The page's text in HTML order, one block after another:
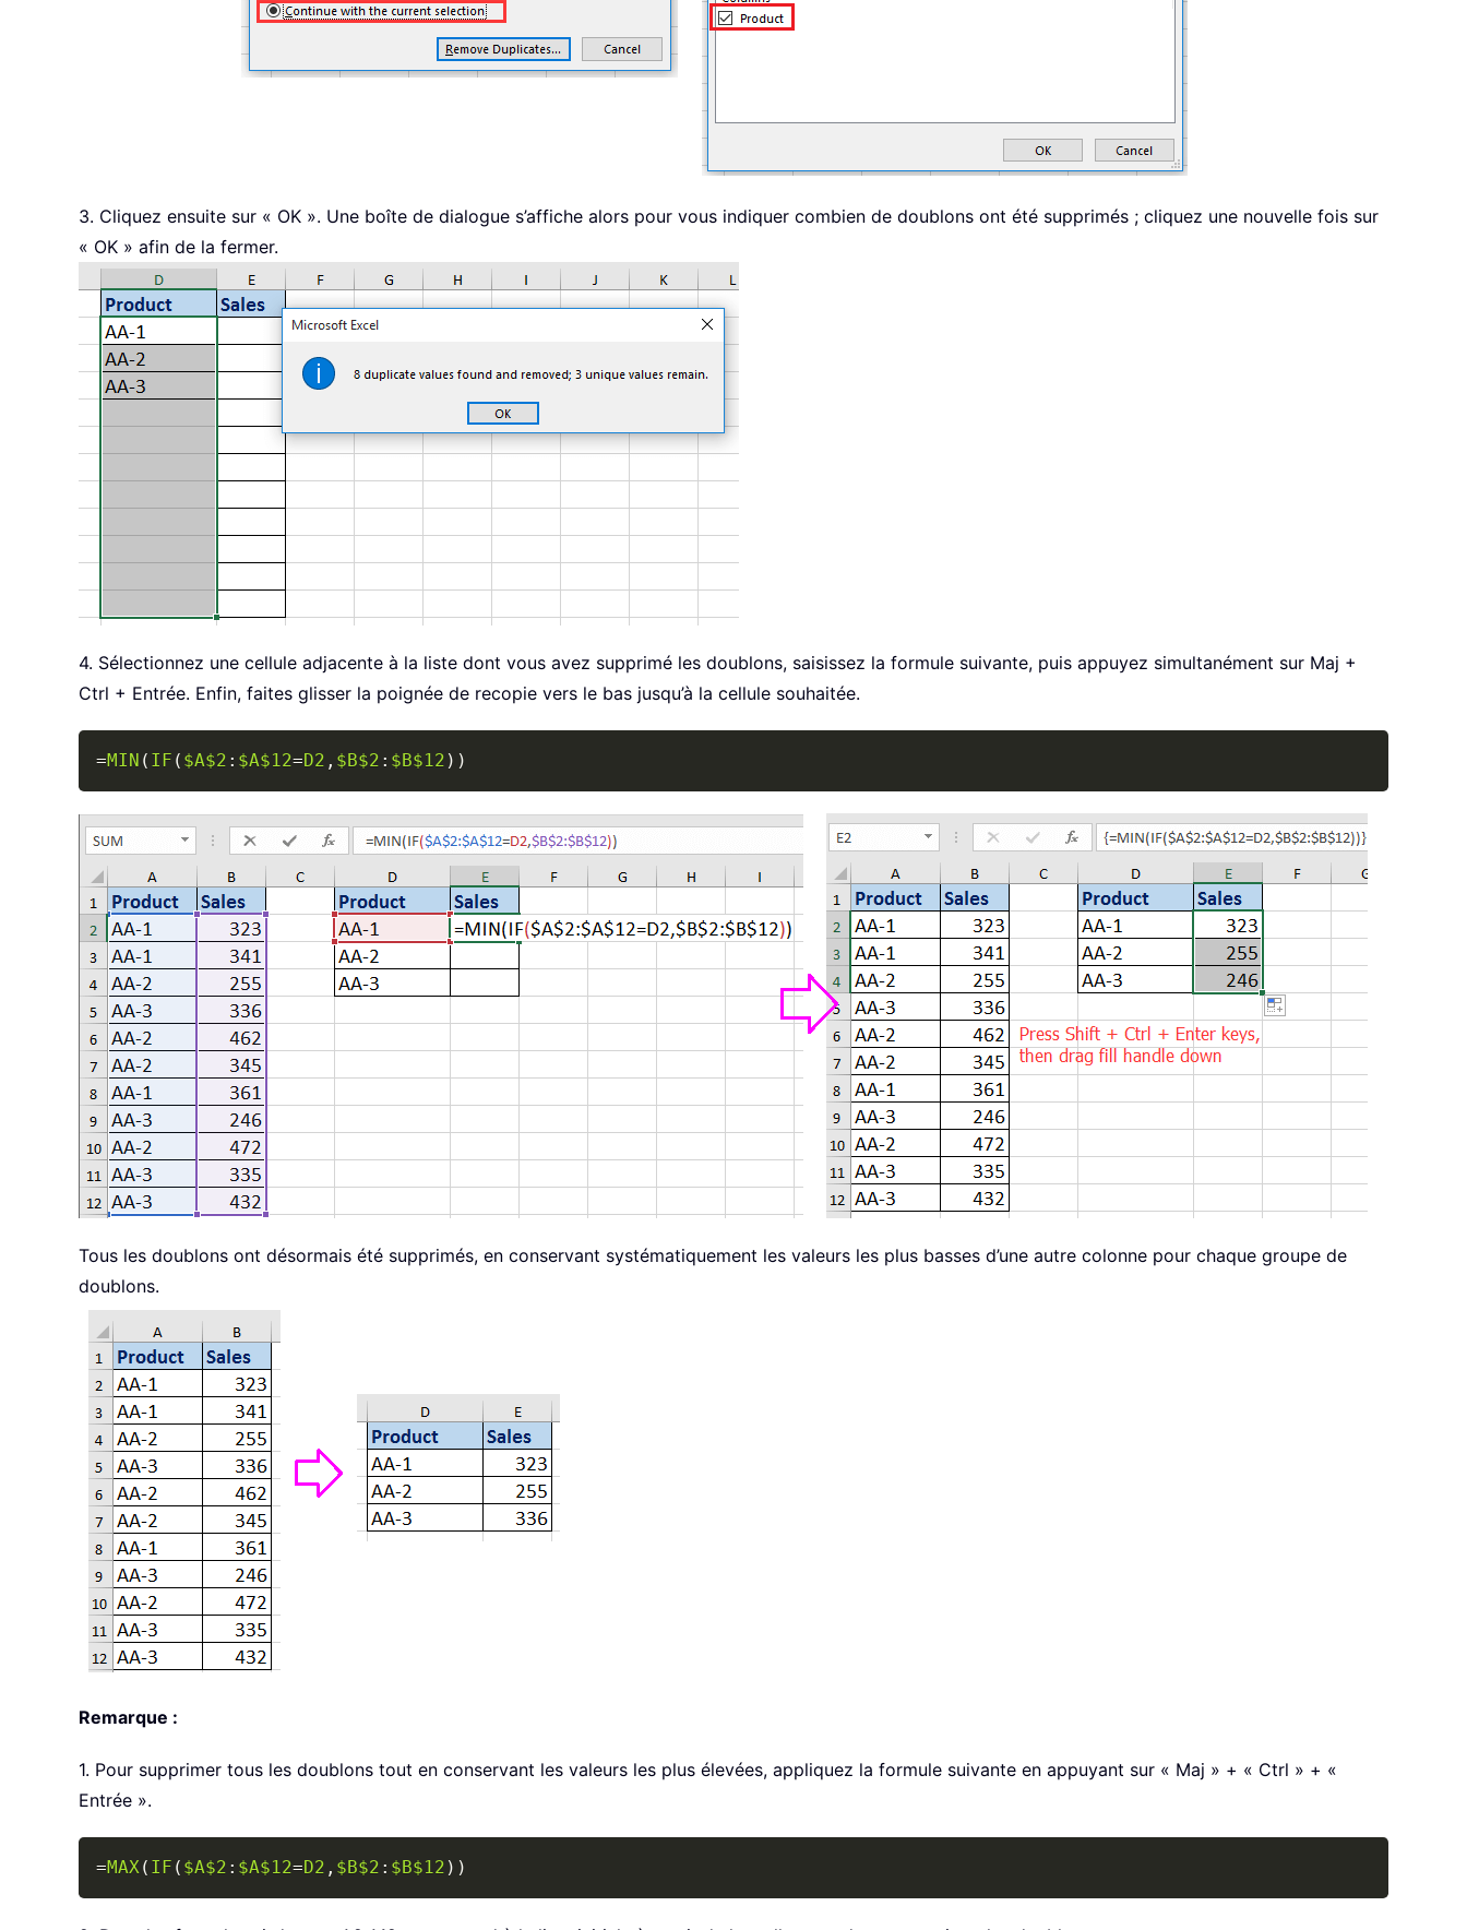
3. Cliquez ensuite sur « OK ». Une boîte de dialogue s’affiche alors pour vous indiquer combien de doublons ont été supprimés ; cliquez une nouvelle fois sur
« OK » afin de la fermer.
4. Sélectionnez une cellule adjacente à la liste dont vous avez supprimé les doublons, saisissez la formule suivante, puis appuyez simultanément sur Maj +
Ctrl + Entrée. Enfin, faites glisser la poignée de recopie vers le bas jusqu’à la cellule souhaitée.
=MIN ( IF ( $A$2 : $A$12=D2 , $B$2 : $B$12 ) )
Tous les doublons ont désormais été supprimés, en conservant systématiquement les valeurs les plus basses d’une autre colonne pour chaque groupe de
doublons.
Remarque :
1. Pour supprimer tous les doublons tout en conservant les valeurs les plus élevées, appliquez la formule suivante en appuyant sur « Maj » + « Ctrl » + «
Entrée ».
=MAX( IF ( $A$2 : $A$12=D2 , $B$2 : $B$12 ) )